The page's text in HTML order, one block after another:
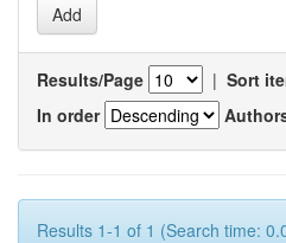
Results/Page | Sort
In order
Results 1-1 of 1 (Search time: